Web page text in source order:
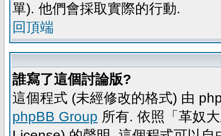
單). 他們會採取實際的行動.
回頂端
誰寫了這個討論版?
這個程式 (未經修改的格式) 由
phpBB Group 所有. 依照「革奴